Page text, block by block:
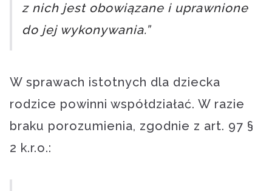
z nich jest obowiązane i uprawnione
do jej wykonywania.”
W sprawach istotnych dla dziecka
rodzice powinni współdziałać. W razie
braku porozumienia, zgodnie z art. 97 §
2 k.r.o.: